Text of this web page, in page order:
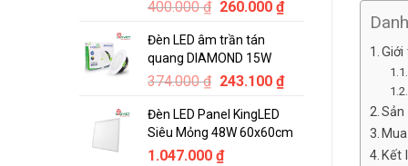
Giới
Kết
400.000₫ Original
was:
400.000 ₫.
260.000 ₫Current
Đèn LED âm trần tán
quang DIAMOND 15W
374.000₫ Original
was:
374.000 ₫.
243.100 ₫Current
243.100 ₫.
Đèn LED Panel KingLED
Siêu Mỏng 48W 60x60cm
1.047.000 ₫